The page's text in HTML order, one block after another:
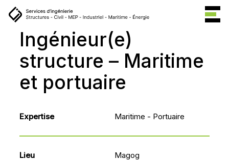
Ingénieur(e)
structure – Maritime
et portuaire
Expertise Maritime - Portuaire
Lieu
Magog